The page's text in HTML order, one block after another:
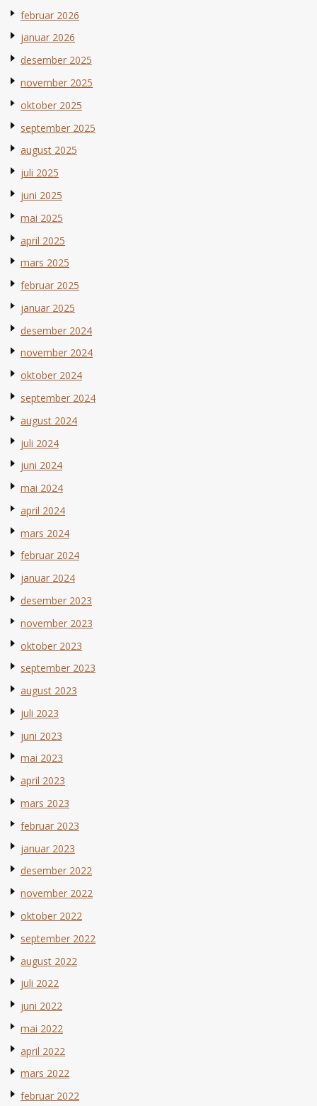
februar 2026
januar 2026
desember 2025
november 2025
oktober 2025
september 2025
august 2025
juli 2025
juni 2025
mai 2025
april 2025
mars 2025
februar 2025
januar 2025
desember 2024
november 2024
oktober 2024
september 2024
august 2024
juli 2024
juni 2024
mai 2024
april 2024
mars 2024
februar 2024
januar 2024
desember 2023
november 2023
oktober 2023
september 2023
august 2023
juli 2023
juni 2023
mai 2023
april 2023
mars 2023
februar 2023
januar 2023
desember 2022
november 2022
oktober 2022
september 2022
august 2022
juli 2022
juni 2022
mai 2022
april 2022
mars 2022
februar 2022